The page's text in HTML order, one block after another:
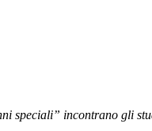
speciali” incontrano gli